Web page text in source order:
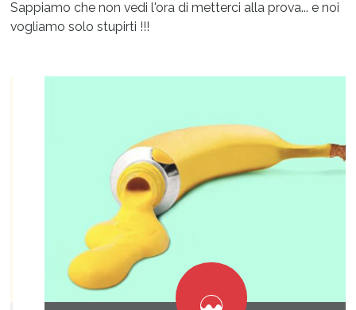
Sappiamo che non vedi l'ora di metterci alla prova... e noi
vogliamo solo stupirti !!!